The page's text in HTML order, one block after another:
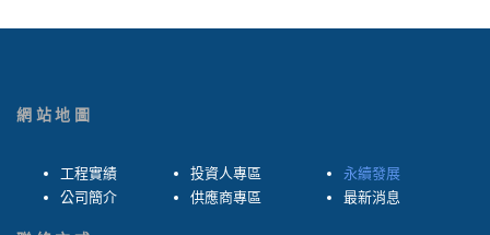
網站地圖
工程實績
公司簡介
投資人專區
供應商專區
永續發展
最新消息